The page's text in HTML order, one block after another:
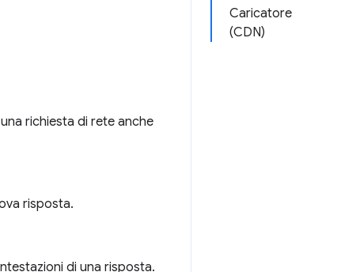
Caricatore
(CDN)
richiesta di rete anche
risposta.
di una risposta.